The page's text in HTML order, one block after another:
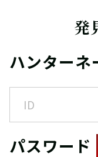
発
ハンターネ
パスワード